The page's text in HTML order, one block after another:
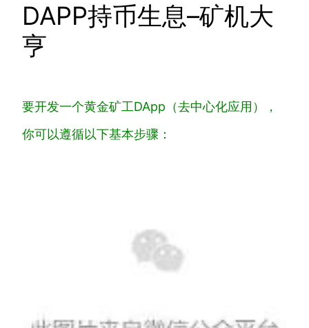
DAPP持币生息–矿机大
亨
要开发一个黄金矿工DApp（去中心化应用），
你可以遵循以下基本步骤：